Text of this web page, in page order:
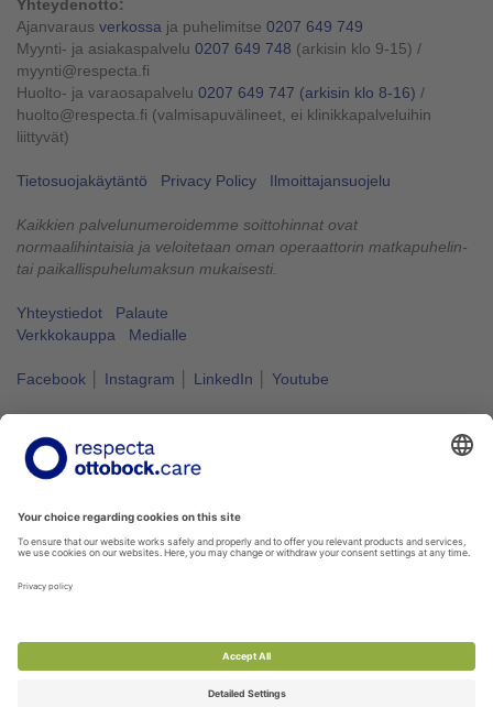
Yhteydenotto:
Ajanvaraus verkossa ja puhelimitse 0207 649 749
Myynti- ja asiakaspalvelu 0207 649 748 (arkisin klo 9-15) /
myynti@respecta.fi
Huolto- ja varaosapalvelu 0207 649 747 (arkisin klo 8-16) /
huolto@respecta.fi (valmisapuvälineet, ei klinikkapalveluihin
liittyvät)
Tietosuojakäytäntö Privacy Policy Ilmoittajansuojelu
Kaikkien palvelunumeroidemme soittohinnat ovat
normaalihintaisia ja veloitetaan oman operaattorin matkapuhelin-
tai paikallispuhelumaksun mukaisesti.
Yhteystiedot
Palaute
Verkkokauppa
Medialle
Facebook Instagram LinkedIn Youtube
Vapaus liikkua kuuluu kaikille.
#VapausLiikkua